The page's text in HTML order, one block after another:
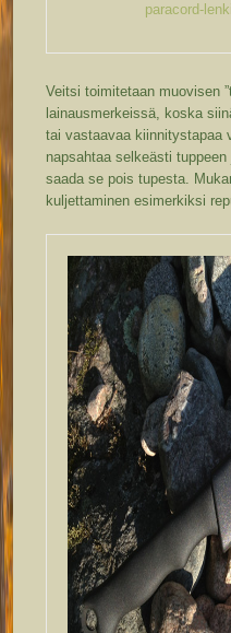
paracord-
Veitsi toimitetaan muovisen
lainausmerkeissä, koska
tai vastaavaa kiinnitystapaa
napsahtaa selkeästi
saada se pois tupesta.
kuljettaminen esimerkiksi